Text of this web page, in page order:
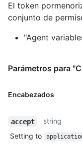
El token
conjunto de
"Agent
Parámetros para
Encabezados
accept
string
Setting to